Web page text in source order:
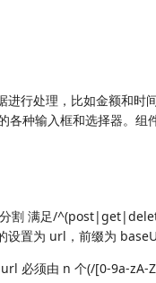
进行处理，比如金额和
各种输入框和选择器。
割 满足/
设置为 url，前缀为
必须由 n 个(/[0-9a-zA-